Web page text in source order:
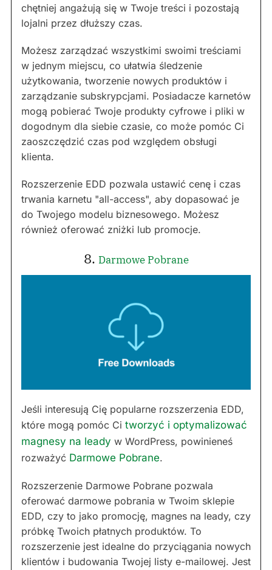
chętniej angażują się w Twoje treści i pozostają
lojalni przez dłuższy czas.
Możesz zarządzać wszystkimi swoimi treściami
w jednym miejscu, co ułatwia śledzenie
użytkowania, tworzenie nowych produktów i
zarządzanie subskrypcjami. Posiadacze karnetów
mogą pobierać Twoje produkty cyfrowe i pliki w
dogodnym dla siebie czasie, co może pomóc Ci
zaoszczędzić czas pod względem obsługi
klienta.
Rozszerzenie EDD pozwala ustawić cenę i czas
trwania karnetu "all-access", aby dopasować je
do Twojego modelu biznesowego. Możesz
również oferować zniżki lub promocje.
8. Darmowe Pobrane
Jeśli interesują Cię popularne rozszerzenia EDD,
które mogą pomóc Ci tworzyć i optymalizować
magnesy na leady w WordPress, powinieneś
rozważyć Darmowe Pobrane.
Rozszerzenie Darmowe Pobrane pozwala
oferować darmowe pobrania w Twoim sklepie
EDD, czy to jako promocję, magnes na leady, czy
próbkę Twoich płatnych produktów. To
rozszerzenie jest idealne do przyciągania nowych
klientów i budowania Twojej listy e-mailowej. Jest